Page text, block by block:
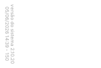
versão do sistema 2.10.20
1
5
0
-
4
:3
9
0
5
/
0
6
/
2
0
2
6